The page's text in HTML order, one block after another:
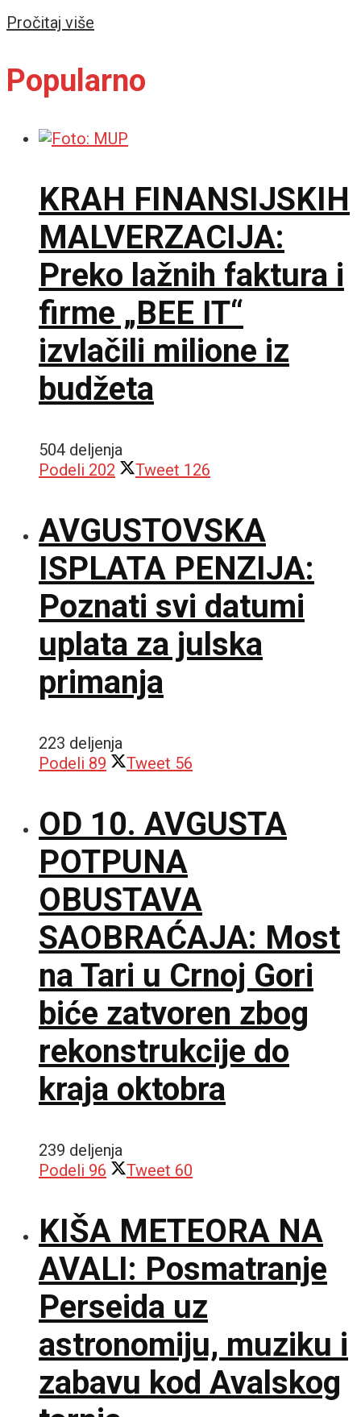
Pročitaj više
Popularno
KRAH FINANSIJSKIH
MALVERZACIJA:
Preko lažnih faktura i
firme „BEE IT“
izvlačili milione iz
budžeta
504 deljenja
Podeli 202 Tweet 126
AVGUSTOVSKA
ISPLATA PENZIJA:
Poznati svi datumi
uplata za julska
primanja
223 deljenja
Podeli 89 Tweet 56
OD 10. AVGUSTA
POTPUNA
OBUSTAVA
SAOBRAĆAJA: Most
na Tari u Crnoj Gori
biće zatvoren zbog
rekonstrukcije do
kraja oktobra
239 deljenja
Podeli 96 Tweet 60
KIŠA METEORA NA
AVALI: Posmatranje
Perseida uz
astronomiju, muziku i
zabavu kod Avalskog